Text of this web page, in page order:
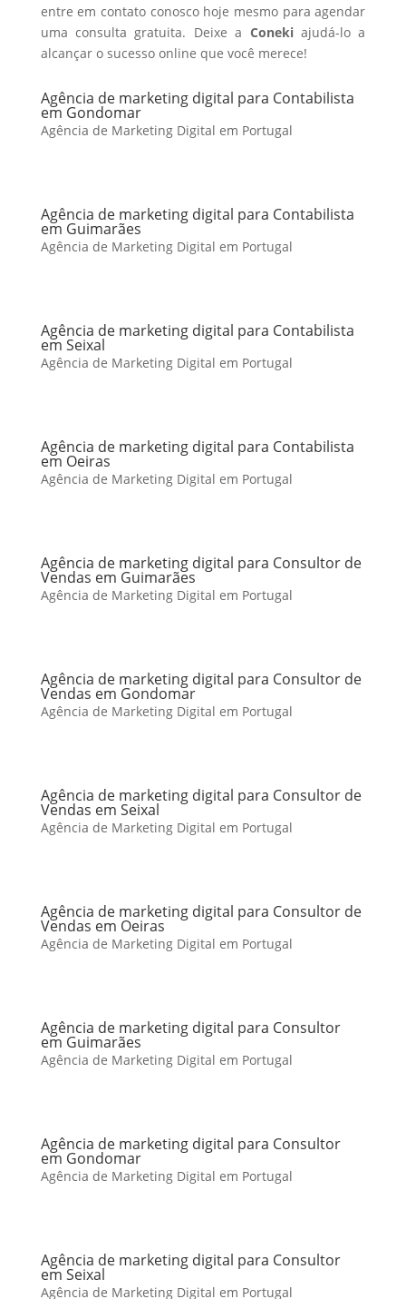
entre em contato conosco hoje mesmo para agendar
uma consulta gratuita. Deixe a Conekiajudá-lo a
alcançar o sucesso online que você merece!
Agência de marketing digital para Contabilista
em Gondomar
Agência de Marketing Digital em Portugal
Agência de marketing digital para Contabilista
em Guimarães
Agência de Marketing Digital em Portugal
Agência de marketing digital para Contabilista
em Seixal
Agência de Marketing Digital em Portugal
Agência de marketing digital para Contabilista
em Oeiras
Agência de Marketing Digital em Portugal
Agência de marketing digital para Consultor de
Vendas em Guimarães
Agência de Marketing Digital em Portugal
Agência de marketing digital para Consultor de
Vendas em Gondomar
Agência de Marketing Digital em Portugal
Agência de marketing digital para Consultor de
Vendas em Seixal
Agência de Marketing Digital em Portugal
Agência de marketing digital para Consultor de
Vendas em Oeiras
Agência de Marketing Digital em Portugal
Agência de marketing digital para Consultor
em Guimarães
Agência de Marketing Digital em Portugal
Agência de marketing digital para Consultor
em Gondomar
Agência de Marketing Digital em Portugal
Agência de marketing digital para Consultor
em Seixal
Agência de Marketing Digital em Portugal